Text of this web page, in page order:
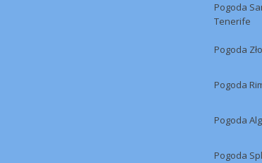
Pogoda
Tenerife
Pogoda
Pogoda
Pogoda
Pogoda